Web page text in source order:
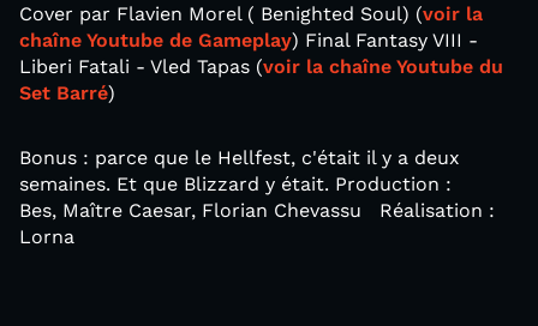
Cover par Flavien Morel ( Benighted Soul) (voir la
chaîne Youtube de Gameplay) Final Fantasy VIII -
Liberi Fatali - Vled Tapas (voir la chaîne Youtube du
Set Barré)
Bonus : parce que le Hellfest, c'était il y a deux
semaines. Et que Blizzard y était. Production :
Bes, Maître Caesar, Florian Chevassu Réalisation :
Lorna